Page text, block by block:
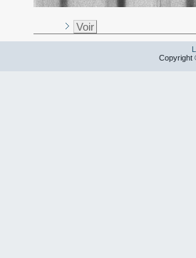
Voir
Copyright